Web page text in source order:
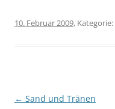
10. Februar 2009, Kategorie:
Beitragsnavigation
← Sand und Tränen